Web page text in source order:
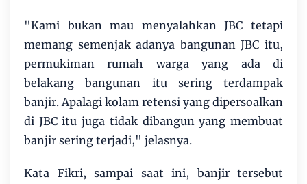
"Kami bukan mau menyalahkan JBC tetapi
memang semenjak adanya bangunan JBC itu,
permukiman rumah warga yang ada di
belakang bangunan itu sering terdampak
banjir. Apalagi kolam retensi yang dipersoalkan
di JBC itu juga tidak dibangun yang membuat
banjir sering terjadi," jelasnya.
Kata Fikri, sampai saat ini, banjir tersebut